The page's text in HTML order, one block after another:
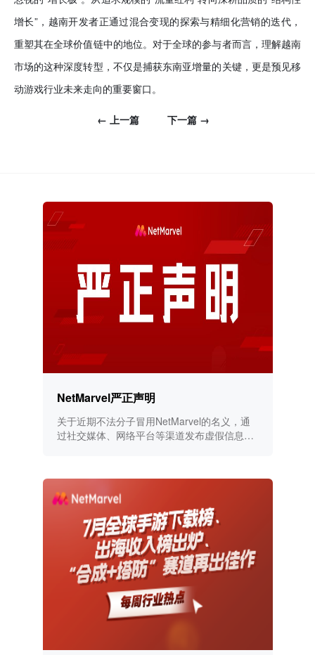
增长”，越南开发者正通过混合变现的探索与精细化营销的迭代，
重塑其在全球价值链中的地位。对于全球的参与者而言，理解越南
市场的这种深度转型，不仅是捕获东南亚增量的关键，更是预见移
动游戏行业未来走向的重要窗口。
← 上一篇 下一篇 →
NetMarvel严正声明
关于近期不法分子冒用NetMarvel的名义，通
过社交媒体、网络平台等渠道发布虚假信息的